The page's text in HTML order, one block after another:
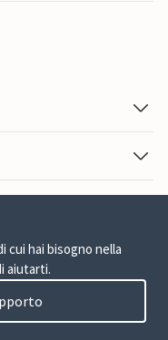
cui hai bisogno nella
aiutarti.